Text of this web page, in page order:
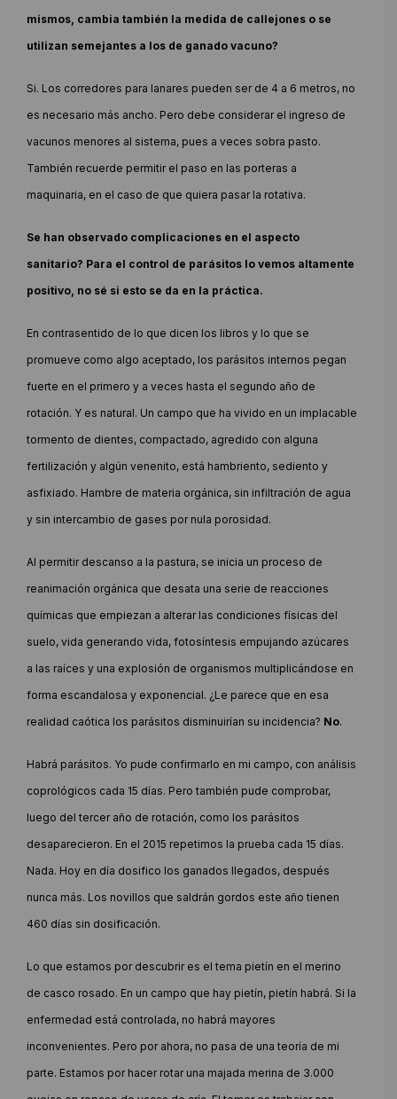
mismos, cambia también la medida de callejones o se
utilizan semejantes a los de ganado vacuno?
Si. Los corredores para lanares pueden ser de 4 a 6 metros, no
es necesario más ancho. Pero debe considerar el ingreso de
vacunos menores al sistema, pues a veces sobra pasto.
También recuerde permitir el paso en las porteras a
maquinaria, en el caso de que quiera pasar la rotativa.
Se han observado complicaciones en el aspecto
sanitario? Para el control de parásitos lo vemos altamente
positivo, no sé si esto se da en la práctica.
En contrasentido de lo que dicen los libros y lo que se
promueve como algo aceptado, los parásitos internos pegan
fuerte en el primero y a veces hasta el segundo año de
rotación. Y es natural. Un campo que ha vivido en un implacable
tormento de dientes, compactado, agredido con alguna
fertilización y algún venenito, está hambriento, sediento y
asfixiado. Hambre de materia orgánica, sin infiltración de agua
y sin intercambio de gases por nula porosidad.
Al permitir descanso a la pastura, se inicia un proceso de
reanimación orgánica que desata una serie de reacciones
químicas que empiezan a alterar las condiciones físicas del
suelo, vida generando vida, fotosíntesis empujando azúcares
a las raíces y una explosión de organismos multiplicándose en
forma escandalosa y exponencial. ¿Le parece que en esa
realidad caótica los parásitos disminuirían su incidencia? No.
Habrá parásitos. Yo pude confirmarlo en mi campo, con análisis
coprológicos cada 15 días. Pero también pude comprobar,
luego del tercer año de rotación, como los parásitos
desaparecieron. En el 2015 repetimos la prueba cada 15 días.
Nada. Hoy en día dosifico los ganados llegados, después
nunca más. Los novillos que saldrán gordos este año tienen
460 días sin dosificación.
Lo que estamos por descubrir es el tema pietín en el merino
de casco rosado. En un campo que hay pietín, pietín habrá. Si la
enfermedad está controlada, no habrá mayores
inconvenientes. Pero por ahora, no pasa de una teoría de mi
parte. Estamos por hacer rotar una majada merina de 3.000